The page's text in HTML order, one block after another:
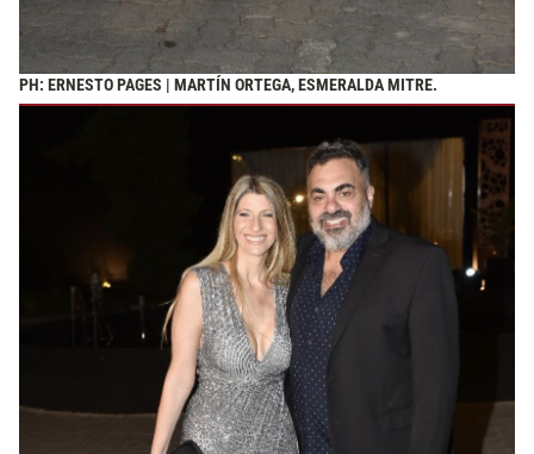
PH: ERNESTO PAGES | MARTÍN ORTEGA, ESMERALDA MITRE.